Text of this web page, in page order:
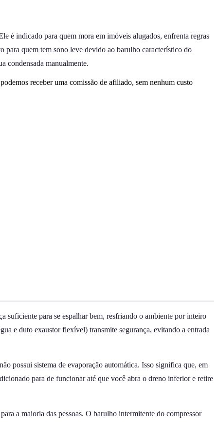
é indicado para quem mora em imóveis alugados, enfrenta regras
para quem tem sono leve devido ao barulho característico do
condensada manualmente.
receber uma comissão de afiliado, sem nenhum custo
para se espalhar bem, resfriando o ambiente por inteiro
e duto exaustor flexível) transmite segurança, evitando a entrada
possui sistema de evaporação automática. Isso significa que, em
para de funcionar até que você abra o dreno inferior e retire
a maioria das pessoas. O barulho intermitente do compressor